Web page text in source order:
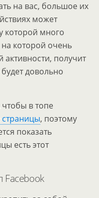
на вас, большое их
может
которой много
которой очень
получит
довольно
чтобы в топе
страницы, поэтому
показать
есть этот
Facebook